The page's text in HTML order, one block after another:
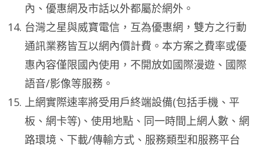
內、優惠網及市話以外都屬於網外。
台灣之星與威寶電信，互為優惠網，雙方之行動
通訊業務皆互以網內價計費。本方案之費率或優
惠內容僅限國內使用，不開放如國際漫遊、國際
語音/影像等服務。
上網實際速率將受用戶終端設備(包括手機、平
板、網卡等)、使用地點、同一時間上網人數、網
路環境、下載/傳輸方式、服務類型和服務平台